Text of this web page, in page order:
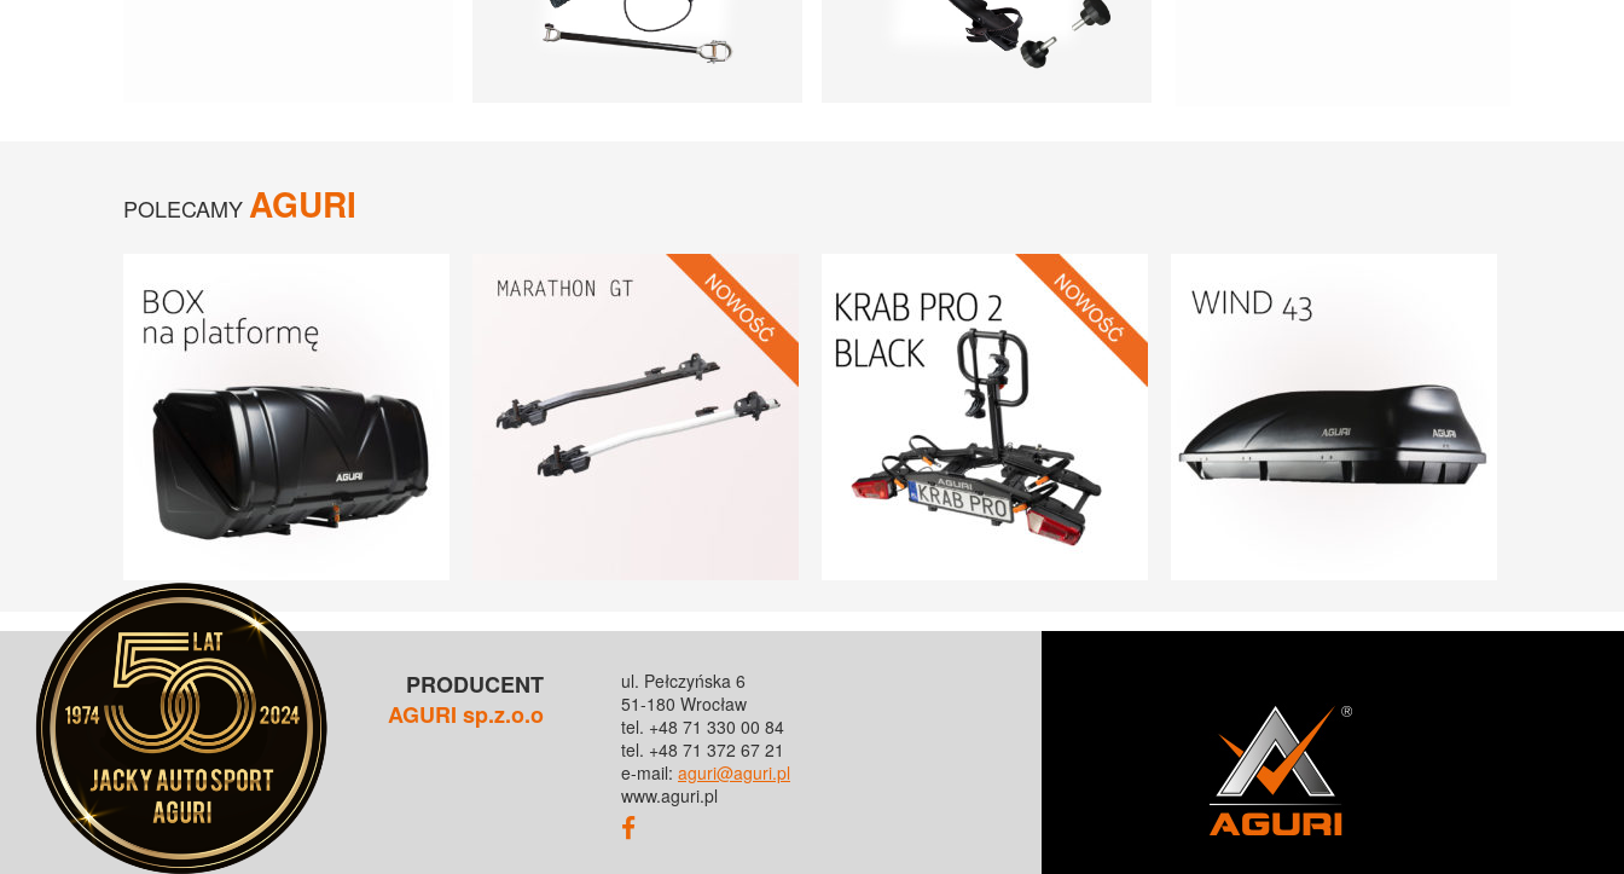
POLECAMYAGURI
PRODUCENT
AGURI sp.z.o.o
ul. Pełczyńska 6
51-180 Wrocław
tel. +48 71 330 00 84
tel. +48 71 372 67 21
e-mail: aguri@aguri.pl
www.aguri.pl
